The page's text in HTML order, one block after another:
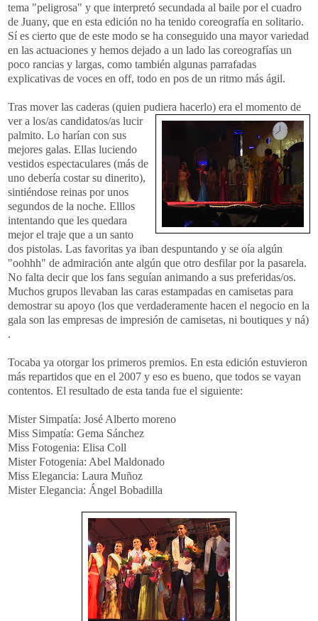
tema "peligrosa" y que interpretó secundada al baile por el cuadro
de Juany, que en esta edición no ha tenido coreografía en solitario.
Sí es cierto que de este modo se ha conseguido una mayor variedad
en las actuaciones y hemos dejado a un lado las coreografías un
poco rancias y largas, como también algunas parrafadas
explicativas de voces en off, todo en pos de un ritmo más ágil.
Tras mover las caderas (quien pudiera hacerlo) era el momento de
ver a los/as candidatos/as lucir
palmito. Lo harían con sus
mejores galas. Ellas luciendo
vestidos espectaculares (más de
uno debería costar su dinerito),
sintiéndose reinas por unos
segundos de la noche. Elllos
intentando que les quedara
mejor el traje que a un santo
dos pistolas. Las favoritas ya iban despuntando y se oía algún
"oohhh" de admiración ante algún que otro desfilar por la pasarela.
No falta decir que los fans seguían animando a sus preferidas/os.
Muchos grupos llevaban las caras estampadas en camisetas para
demostrar su apoyo (los que verdaderamente hacen el negocio en la
gala son las empresas de impresión de camisetas, ni boutiques y ná)
.
Tocaba ya otorgar los primeros premios. En esta edición estuvieron
más repartidos que en el 2007 y eso es bueno, que todos se vayan
contentos. El resultado de esta tanda fue el siguiente:
Mister Simpatía: José Alberto moreno
Miss Simpatía: Gema Sánchez
Miss Fotogenia: Elisa Coll
Mister Fotogenia: Abel Maldonado
Miss Elegancia: Laura Muñoz
Mister Elegancia: Ángel Bobadilla